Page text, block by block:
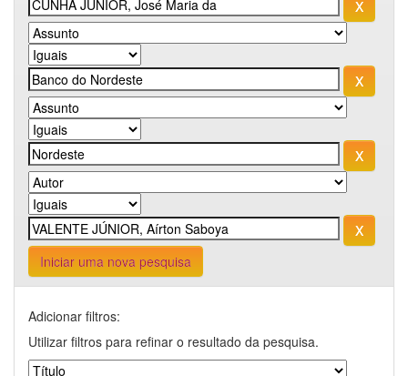
Iniciar uma nova pesquisa
Adicionar filtros:
Utilizar filtros para refinar o resultado da pesquisa.